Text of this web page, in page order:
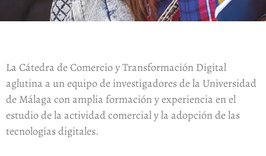
La Cátedra de Comercio y Transformación Digital
aglutina a un equipo de investigadores de la Universidad
de Málaga con amplia formación y experiencia en el
estudio de la actividad comercial y la adopción de las
tecnologías digitales.